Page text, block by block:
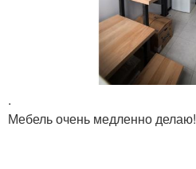
.
Мебель очень медленно делаю!